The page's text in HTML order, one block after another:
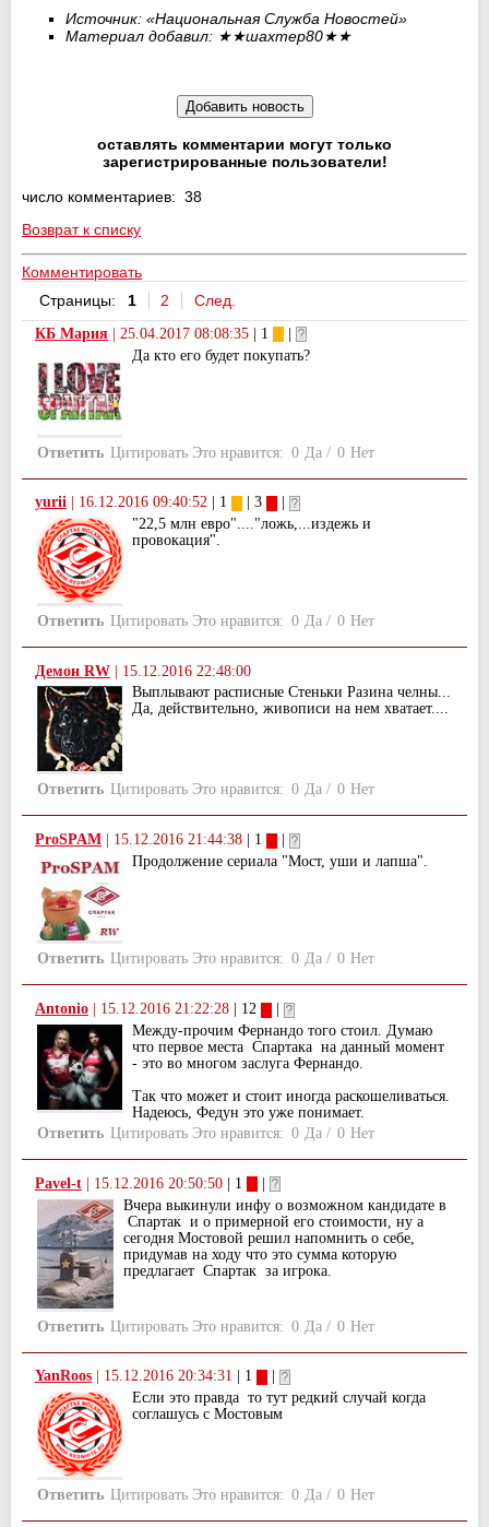
Источник: «Национальная Служба Новостей»
Материал добавил: ★★шахтер80★★
оставлять комментарии могут только
зарегистрированные пользователи!
число комментариев: 38
Возврат к списку
Комментировать
Страницы:
1 2 След.
КБ Мария | 25.04.2017 08:08:35 | 1
|
Да кто его будет покупать?
Ответить Цитировать Это нравится: 0 Да / 0 Нет
yurii 16.12.2016 09:40:52 | 1 | 3
"22,5 млн евро"...."ложь,...издежь и
провокация".
Ответить Цитировать Это нравится: 0 Да / 0 Нет
Демон RW
15.12.2016 22:48:00
Выплывают расписные Стеньки Разина челны...
Да, действительно, живописи на нем хватает....
Ответить Цитировать Это нравится: 0 Да / 0 Нет
ProSPAM 15.12.2016 21:44:38 | 1
Продолжение сериала "Мост, уши и лапша".
Ответить Цитировать Это нравится: 0 Да / 0 Нет
Antonio 15.12.2016 21:22:28 | 12
Между-прочим Фернандо того стоил. Думаю
что первое места Спартака на данный момент
- это во многом заслуга Фернандо.
Так что может и стоит иногда раскошеливаться.
Надеюсь, Федун это уже понимает.
Ответить Цитировать Это нравится: 0 Да / 0 Нет
Pavel-t | 15.12.2016 20:50:50 | 1
|
Вчера выкинули инфу о возможном кандидате в
Спартак и о примерной его стоимости, ну а
сегодня Мостовой решил напомнить о себе,
придумав на ходу что это сумма которую
предлагает Спартак за игрока.
Ответить Цитировать Это нравится: 0 Да / 0 Нет
YanRoos 15.12.2016 20:34:31 | 1
Если это правда то тут редкий случай когда
соглашусь с Мостовым
Ответить Цитировать Это нравится: 0 Да / 0 Нет